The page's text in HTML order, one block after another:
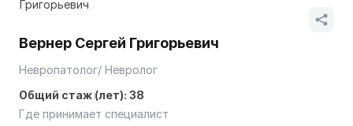
Вернер Сергей Григорьевич
Невропатолог/ Невролог
Общий стаж (лет): 38
Где принимает специалист